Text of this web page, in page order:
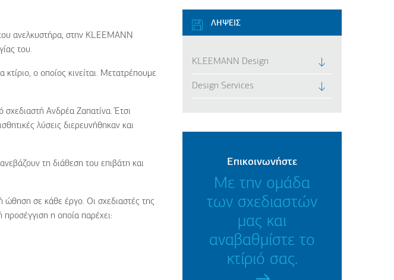
ανελκυστήρα, στην KLEEMANN
του.
ο οποίος κινείται. Μετατρέπουμε
σχεδιαστή Ανδρέα Ζαπατίνα. Έτσι
λύσεις διερευνήθηκαν και
τη διάθεση του επιβάτη και
ώθηση σε κάθε έργο. Οι σχεδιαστές της
προσέγγιση η οποία παρέχει:
ΛΗΨΕΙΣ
KLEEMANN Design
Design Services
Επικοινωνήστε
Με την ομάδα
των σχεδιαστών
μας και
αναβαθμίστε το
κτίριό σας.